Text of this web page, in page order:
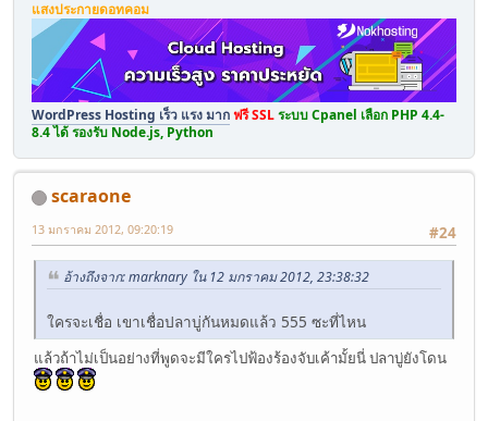
แสงประกายดอทคอม
WordPress Hosting เร็ว แรง มากฟรี SSLระบบ Cpanel เลือก PHP 4.4-
8.4 ได้ รองรับ Node.js, Python
scaraone
#24
13 มกราคม 2012, 09:20:19
อ้างถึงจาก: marknary ใน 12 มกราคม 2012, 23:38:32
ใครจะเชื่อ เขาเชื่อปลาบู่กันหมดแล้ว 555 ซะที่ไหน
แล้วถ้าไม่เป็นอย่างที่พูดจะมีใครไปฟ้องร้องจับเค้ามั้ยนี่ ปลาบู่ยังโดน